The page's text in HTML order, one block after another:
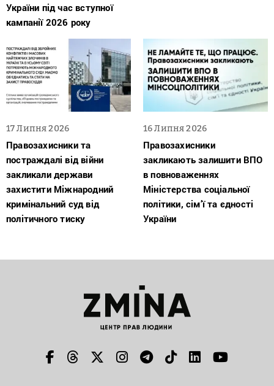
України під час вступної
кампанії 2026 року
17 Липня 2026
Правозахисники та
постраждалі від війни
закликали держави
захистити Міжнародний
кримінальний суд від
політичного тиску
16 Липня 2026
Правозахисники
закликають залишити ВПО
в повноваженнях
Міністерства соціальної
політики, сім’ї та єдності
України